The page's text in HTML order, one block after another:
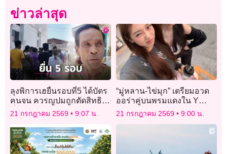
ข่าวล่าสุด
ลุงพิการเฮยื่นรอบที่5 ได้บัตร
คนจน ควรญปมถูกตัดสิทธิมี
ที่ดินไม่ถึง 2 งาน
21 กรกฎาคม 2569 9:07 น.
“มู่หลาน-ไข่มุก” เตรียมอวด
ออร่าคู่บนพรมแดงใน Y
Content Awards 2025
21 กรกฎาคม 2569 9:00 น.